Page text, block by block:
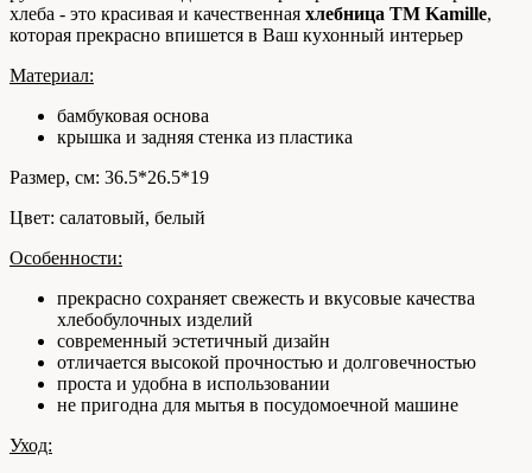
хлеба - это красивая и качественная хлебница ТМ Kamille,
которая прекрасно впишется в Ваш кухонный интерьер
Материал:
бамбуковая основа
крышка и задняя стенка из пластика
Размер, см: 36.5*26.5*19
Цвет: салатовый, белый
Особенности:
прекрасно сохраняет свежесть и вкусовые качества
хлебобулочных изделий
современный эстетичный дизайн
отличается высокой прочностью и долговечностью
проста и удобна в использовании
не пригодна для мытья в посудомоечной машине
Уход: